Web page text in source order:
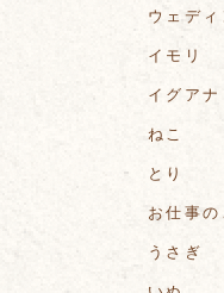
ウェデ
イモリ
イグアナ
ねこ
とり
お仕事の
うさぎ